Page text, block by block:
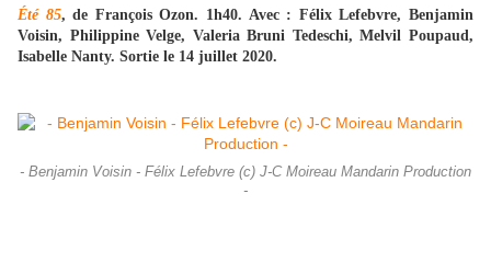
Été 85, de François Ozon. 1h40. Avec : Félix Lefebvre, Benjamin
Voisin, Philippine Velge, Valeria Bruni Tedeschi, Melvil Poupaud,
Isabelle Nanty. Sortie le 14 juillet 2020.
- Benjamin Voisin - Félix Lefebvre (c) J-C Moireau Mandarin Production
-